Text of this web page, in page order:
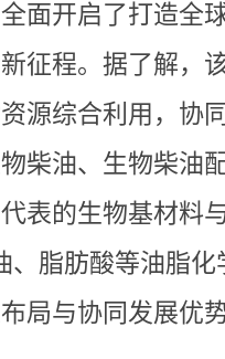
面开启了打造全
征程。据了解，
源综合利用，协
柴油、生物柴油
表的生物基材料
、脂肪酸等油脂化
局与协同发展优